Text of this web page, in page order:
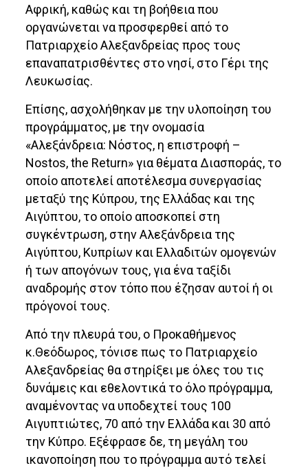
Αφρική, καθώς και τη βοήθεια που
οργανώνεται να προσφερθεί από το
Πατριαρχείο Αλεξανδρείας προς τους
επαναπατρισθέντες στο νησί, στο Γέρι της
Λευκωσίας.
Επίσης, ασχολήθηκαν με την υλοποίηση του
προγράμματος, με την ονομασία
«Αλεξάνδρεια: Νόστος, η επιστροφή –
Νostos, the Return» για θέματα Διασποράς, το
οποίο αποτελεί αποτέλεσμα συνεργασίας
μεταξύ της Κύπρου, της Ελλάδας και της
Αιγύπτου, το οποίο αποσκοπεί στη
συγκέντρωση, στην Αλεξάνδρεια της
Αιγύπτου, Κυπρίων και Ελλαδιτών ομογενών
ή των απογόνων τους, για ένα ταξίδι
αναδρομής στον τόπο που έζησαν αυτοί ή οι
πρόγονοί τους.
Από την πλευρά του, ο Προκαθήμενος
κ.Θεόδωρος, τόνισε πως το Πατριαρχείο
Αλεξανδρείας θα στηρίξει με όλες του τις
δυνάμεις και εθελοντικά το όλο πρόγραμμα,
αναμένοντας να υποδεχτεί τους 100
Αιγυπτιώτες, 70 από την Ελλάδα και 30 από
την Κύπρο. Εξέφρασε δε, τη μεγάλη του
ικανοποίηση που το πρόγραμμα αυτό τελεί